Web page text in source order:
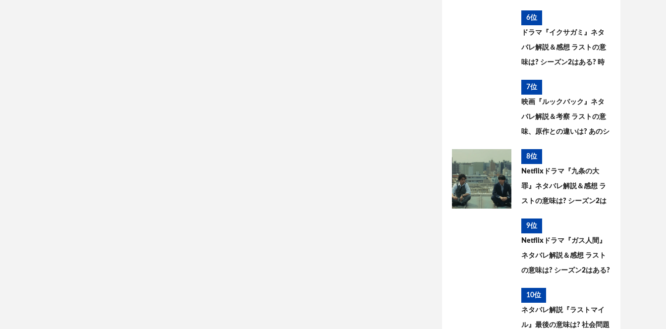
6位
ドラマ『イクサガミ』ネタ
バレ解説＆感想 ラストの意
味は? シーズン2はある? 時
7位
映画『ルックバック』ネタ
バレ解説＆考察 ラストの意
味、原作との違いは? あのシ
8位
Netflixドラマ『九条の大
罪』ネタバレ解説＆感想 ラ
ストの意味は? シーズン2は
9位
Netflixドラマ『ガス人間』
ネタバレ解説＆感想 ラスト
の意味は? シーズン2はある?
10位
ネタバレ解説『ラストマイ
ル』最後の意味は? 社会問題